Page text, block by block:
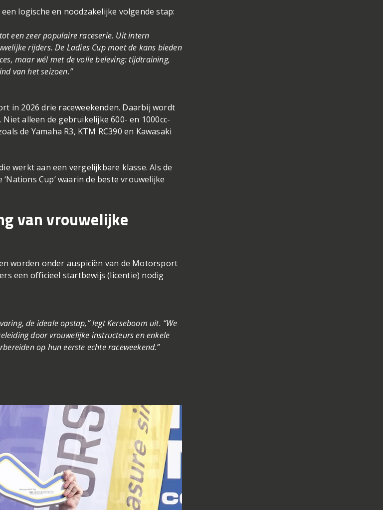
logische en noodzakelijke volgende stap:
een zeer populaire raceserie. Uit intern
rijders. De Ladies Cup moet de kans bieden
maar wél met de volle beleving: tijdtraining,
van het seizoen.”
in 2026 drie raceweekenden. Daarbij wordt
alleen de gebruikelijke 600- en 1000cc-
de Yamaha R3, KTM RC390 en Kawasaki
werkt aan een vergelijkbare klasse. Als de
Cup’ waarin de beste vrouwelijke
van vrouwelijke
worden onder auspiciën van de Motorsport
een officieel startbewijs (licentie) nodig
de ideale opstap,” legt Kerseboom uit. “We
door vrouwelijke instructeurs en enkele
op hun eerste echte raceweekend.”